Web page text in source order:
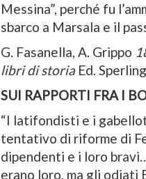
Messina”, perché fu
sbarco a Marsala e il
G. Fasanella, A. Grippo
libri di storiaEd.
SUI RAPPORTI FRA I
“I latifondisti e i
tentativo di riforme di
dipendenti e i loro
erano loro, ma gli odiati